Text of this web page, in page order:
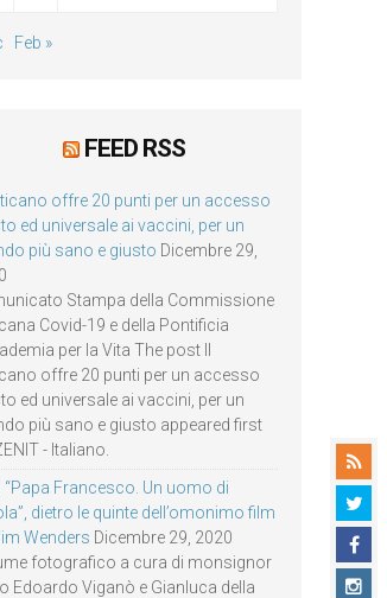
Feb »
FEED RSS
offre 20 punti per un accesso
ed universale ai vaccini, per un
più sano e giusto Dicembre 29,
Stampa della Commissione
Covid-19 e della Pontificia
per la Vita The post Il
offre 20 punti per un accesso
ed universale ai vaccini, per un
più sano e giusto appeared first
- Italiano.
“Papa Francesco. Un uomo di
dietro le quinte dell’omonimo film
Wenders Dicembre 29, 2020
fotografico a cura di monsignor
Edoardo Viganò e Gianluca della